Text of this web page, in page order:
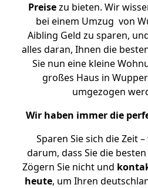
Preisezu bieten. Wir
bei einem Umzug von
Aibling Geld zu sparen,
alles daran, Ihnen die
Sie nun eine kleine
großes Haus in
umgezogen
Wir haben immer die
Sparen Sie sich die Zeit
darum, dass Sie die
Zögern Sie nicht und
heute, um Ihren